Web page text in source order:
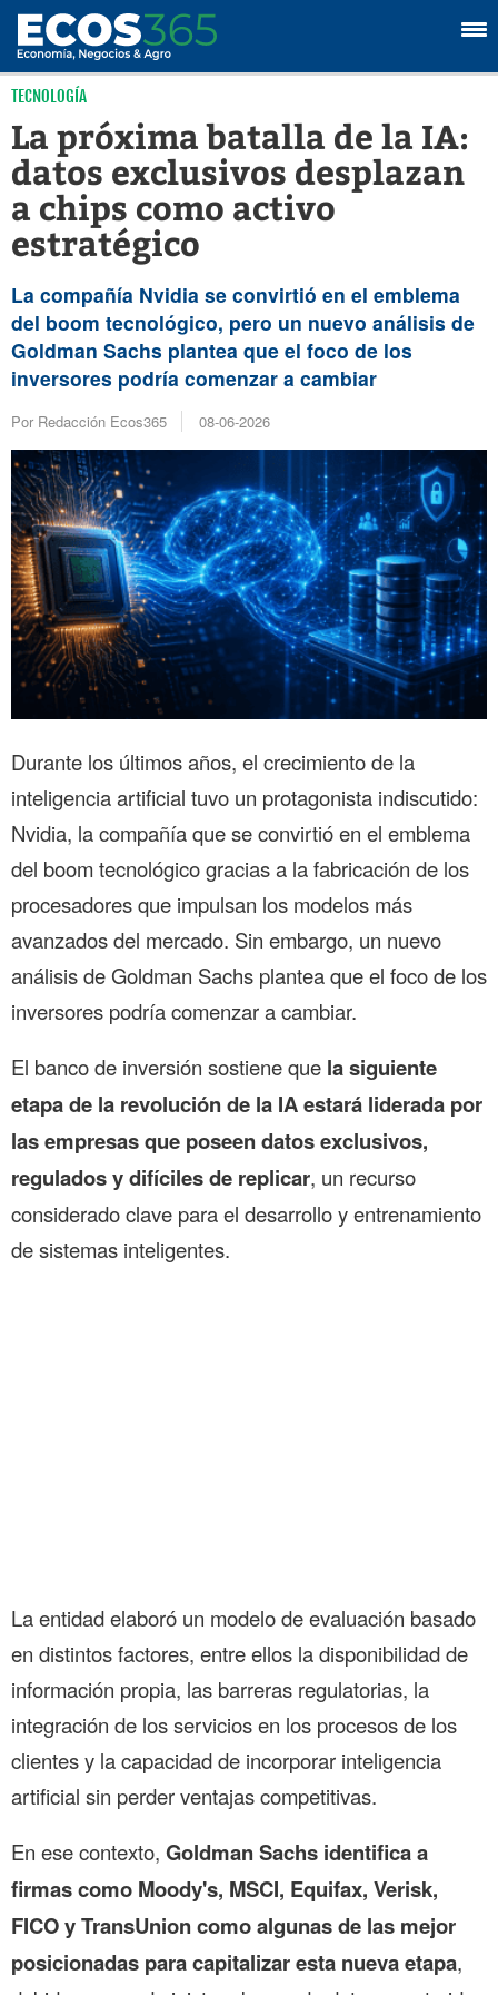
TECNOLOGÍA
La próxima batalla de la IA:
datos exclusivos desplazan
a chips como activo
estratégico
La compañía Nvidia se convirtió en el emblema
del boom tecnológico, pero un nuevo análisis de
Goldman Sachs plantea que el foco de los
inversores podría comenzar a cambiar
Por Redacción Ecos365 08-06-2026
Durante los últimos años, el crecimiento de la
inteligencia artificial tuvo un protagonista indiscutido:
Nvidia, la compañía que se convirtió en el emblema
del boom tecnológico gracias a la fabricación de los
procesadores que impulsan los modelos más
avanzados del mercado. Sin embargo, un nuevo
análisis de Goldman Sachs plantea que el foco de los
inversores podría comenzar a cambiar.
El banco de inversión sostiene que la siguiente
etapa de la revolución de la IA estará liderada por
las empresas que poseen datos exclusivos,
regulados y difíciles de replicar, un recurso
considerado clave para el desarrollo y entrenamiento
de sistemas inteligentes.
La entidad elaboró un modelo de evaluación basado
en distintos factores, entre ellos la disponibilidad de
información propia, las barreras regulatorias, la
integración de los servicios en los procesos de los
clientes y la capacidad de incorporar inteligencia
artificial sin perder ventajas competitivas.
En ese contexto, Goldman Sachs identifica a
firmas como Moody's, MSCI, Equifax, Verisk,
FICO y TransUnion como algunas de las mejor
posicionadas para capitalizar esta nueva etapa,